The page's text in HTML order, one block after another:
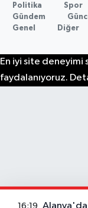
Politika Spor
Gündem
Genel
Diğer
En iyi site
faydalanıyoruz.
16:19 Alanya'da